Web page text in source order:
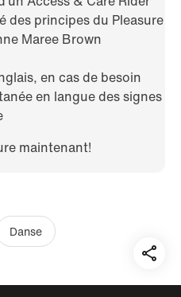
des principes du Pleasure
Maree Brown
en cas de besoin
en langue des signes
maintenant!
Danse
auf: